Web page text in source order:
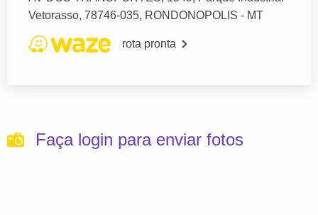
Vetorasso, 78746-035, RONDONOPOLIS - MT
rota pronta
Faça login para enviar fotos